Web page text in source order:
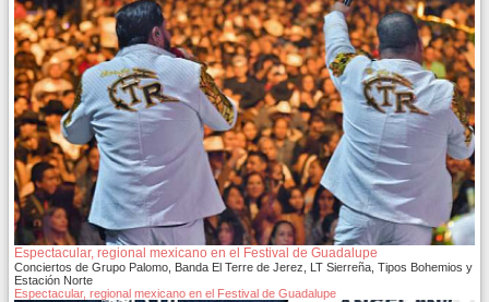
Espectacular, regional mexicano en el Festival de Guadalupe
Conciertos de Grupo Palomo, Banda El Terre de Jerez, LT Sierreña, Tipos Bohemios y
Estación Norte
Espectacular, regional mexicano en el Festival de Guadalupe